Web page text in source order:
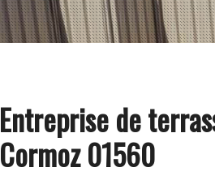
Entreprise de
Cormoz 01560